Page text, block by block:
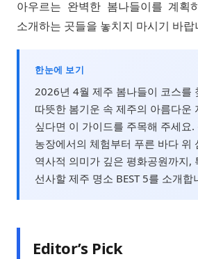
아우르는 완벽한 봄나들이를 계획
소개하는 곳들을 놓치지 마시기 바랍
한눈에 보기
2026년 4월 제주 봄나들이 코스를
따뜻한 봄기운 속 제주의 아름다운
싶다면 이 가이드를 주목해 주세요
농장에서의 체험부터 푸른 바다 위
역사적 의미가 깊은 평화공원까지,
선사할 제주 명소 BEST 5를 소개합
Editor’s Pick